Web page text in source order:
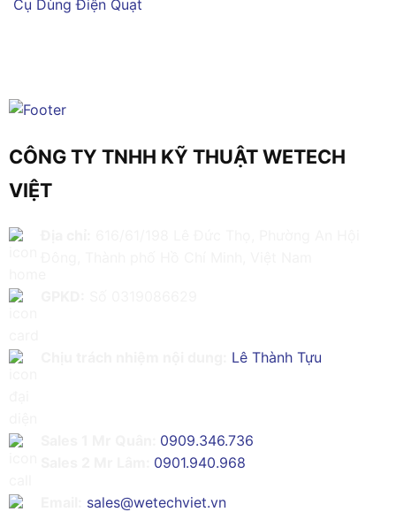
Cụ Dùng Điện Quạt
CÔNG TY TNHH KỸ THUẬT WETECH
VIỆT
Lê Thành Tựu
0909.346.736
0901.940.968
sales@wetechviet.vn